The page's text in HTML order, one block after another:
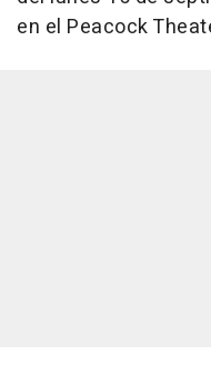
en el Peacock